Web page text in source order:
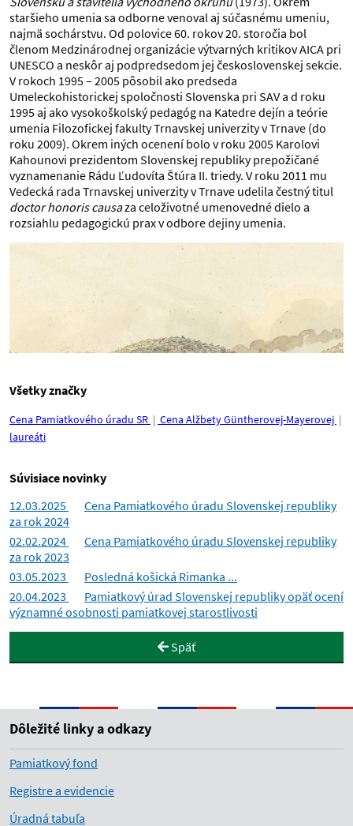
staršieho umenia sa odborne venoval aj súčasnému umeniu,
najmä sochárstvu. Od polovice 60. rokov 20. storočia bol
členom Medzinárodnej organizácie výtvarných kritikov AICA pri
UNESCO a neskôr aj podpredsedom jej československej sekcie.
V rokoch 1995 – 2005 pôsobil ako predseda
Umeleckohistorickej spoločnosti Slovenska pri SAV a d roku
1995 aj ako vysokoškolský pedagóg na Katedre dejín a teórie
umenia Filozofickej fakulty Trnavskej univerzity v Trnave (do
roku 2009). Okrem iných ocenení bolo v roku 2005 Karolovi
Kahounovi prezidentom Slovenskej republiky prepožičané
vyznamenanie Rádu Ľudovíta Štúra II. triedy. V roku 2011 mu
Vedecká rada Trnavskej univerzity v Trnave udelila čestný titul
doctor honoris causaza celoživotné umenovedné dielo a
rozsiahlu pedagogickú prax v odbore dejiny umenia.
Všetky značky
Cena Pamiatkového úradu SR
Cena Alžbety Güntherovej-Mayerovej
laureáti
Súvisiace novinky
12.03.2025
Cena Pamiatkového úradu Slovenskej republiky
za rok 2024
02.02.2024
Cena Pamiatkového úradu Slovenskej republiky
za rok 2023
03.05.2023
Posledná košická Rimanka ...
20.04.2023
Pamiatkový úrad Slovenskej republiky opäť ocení
významné osobnosti pamiatkovej starostlivosti
Späť
Dôležité linky a odkazy
Pamiatkový fond
Registre a evidencie
Úradná tabuľa